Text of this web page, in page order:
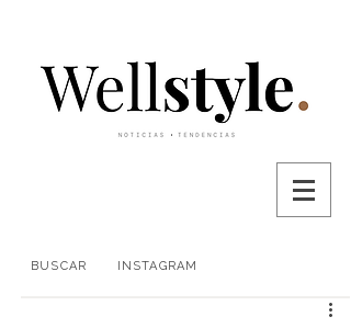
BUSCAR INSTAGRAM